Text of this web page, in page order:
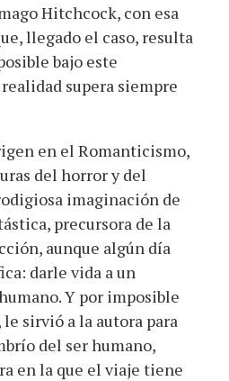
Hitchcock, con esa
llegado el caso, resulta
bajo este
supera siempre
en el Romanticismo,
del horror y del
imaginación de
precursora de la
aunque algún día
darle vida a un
Y por imposible
sirvió a la autora para
del ser humano,
en la que el viaje tiene